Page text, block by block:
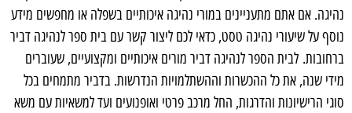
נהיגה. אם אתם מתעניינים במורי נהיגה איכותיים בשפלה או מחפשים מידע
נוסף על שיעורי נהיגה טסט, כדאי לכם ליצור קשר עם בית ספר לנהיגה דביר
ברחובות. לבית הספר לנהיגה דביר מורים איכותיים ומקצועיים, שעוברים
מידי שנה, את כל ההכשרות וההשתלמויות הנדרשות. בדביר מתמחים בכל
סוגי הרישיונות והדרגות, החל מרכב פרטי ואופנועים ועד למשאיות עם משא